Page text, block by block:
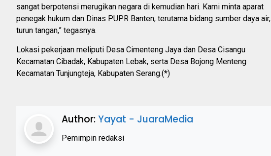
sangat berpotensi merugikan negara di kemudian hari. Kami minta aparat
penegak hukum dan Dinas PUPR Banten, terutama bidang sumber daya air,
turun tangan,” tegasnya.
Lokasi pekerjaan meliputi Desa Cimenteng Jaya dan Desa Cisangu
Kecamatan Cibadak, Kabupaten Lebak, serta Desa Bojong Menteng
Kecamatan Tunjungteja, Kabupaten Serang.(*)
Author:Yayat - JuaraMedia
Pemimpin redaksi